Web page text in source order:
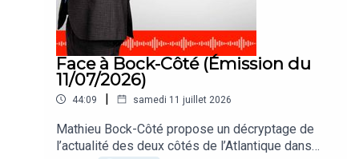
Face à Bock-Côté (Émission du
11/07/2026)
44:09 | samedi 11 juillet 2026
Mathieu Bock-Côté propose un décryptage de
l’actualité des deux côtés de l’Atlantique dans